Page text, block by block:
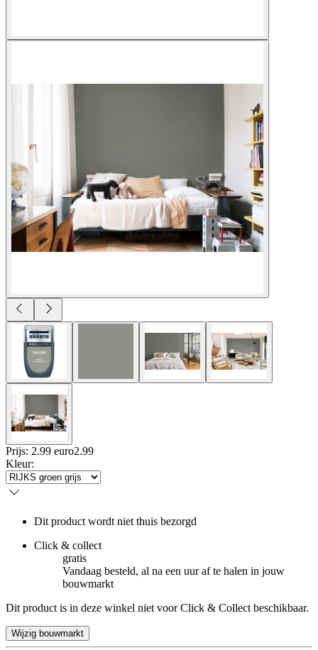
Prijs: 2.99 euro2.99
Kleur:
Dit product wordt niet thuis bezorgd
Click & collect
gratis
Vandaag besteld, al na een uur af te halen in jouw
bouwmarkt
Dit product is in deze winkel niet voor Click & Collect beschikbaar.
Wijzig bouwmarkt